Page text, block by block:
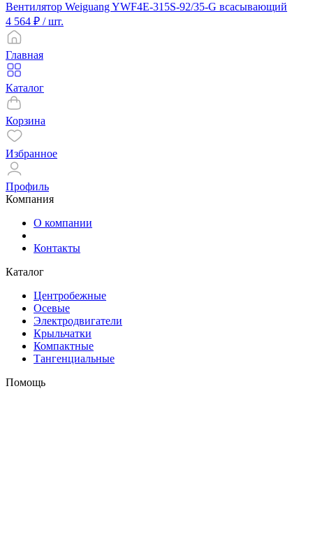
Вентилятор Weiguang YWF4E-315S-92/35-G всасывающий
4 564 ₽ / шт.
Главная
Каталог
Корзина
Избранное
Профиль
Компания
О компании
Контакты
Каталог
Центробежные
Осевые
Электродвигатели
Крыльчатки
Компактные
Тангенциальные
Помощь